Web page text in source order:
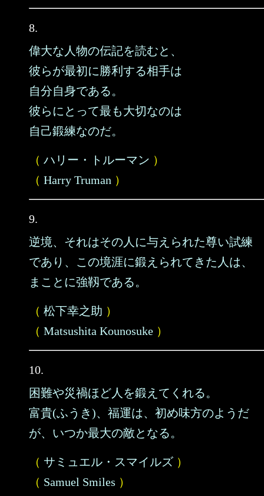
8.
偉大な人物の伝記を読むと、
彼らが最初に勝利する相手は
自分自身である。
彼らにとって最も大切なのは
自己鍛練なのだ。
（ ハリー・トルーマン ）
（ Harry Truman ）
9.
逆境、それはその人に与えられた尊い試練
であり、この境涯に鍛えられてきた人は、
まことに強靱である。
（ 松下幸之助 ）
（ Matsushita Kounosuke ）
10.
困難や災禍ほど人を鍛えてくれる。
富貴(ふうき)、福運は、初め味方のようだ
が、いつか最大の敵となる。
（ サミュエル・スマイルズ ）
（ Samuel Smiles ）